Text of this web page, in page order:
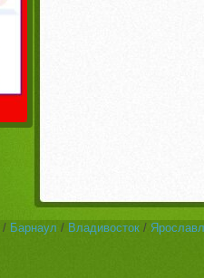
/ Барнаул / Владивосток /